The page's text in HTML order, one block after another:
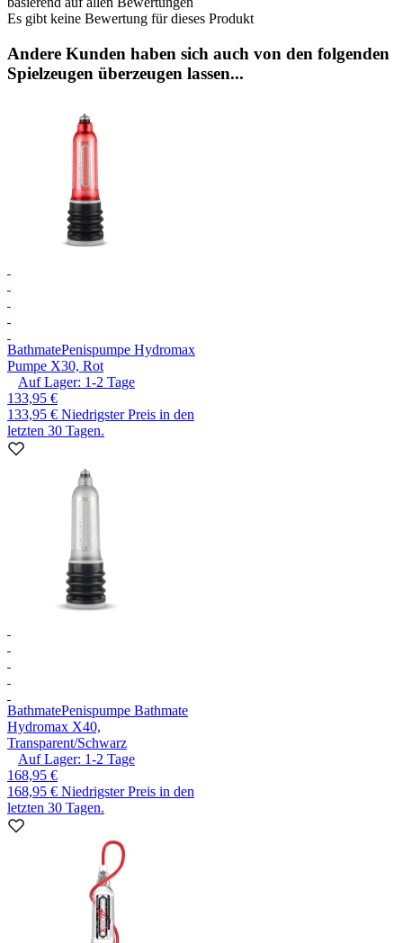
Es gibt keine Bewertung für dieses Produkt
Andere Kunden haben sich auch von den folgenden
Spielzeugen überzeugen lassen...
BathmatePenispumpe Hydromax
Pumpe X30, Rot
Auf Lager: 1-2 Tage
133,95 €
133,95 € Niedrigster Preis in den
letzten 30 Tagen.
BathmatePenispumpe Bathmate
Hydromax X40,
Transparent/Schwarz
Auf Lager: 1-2 Tage
168,95 €
168,95 € Niedrigster Preis in den
letzten 30 Tagen.